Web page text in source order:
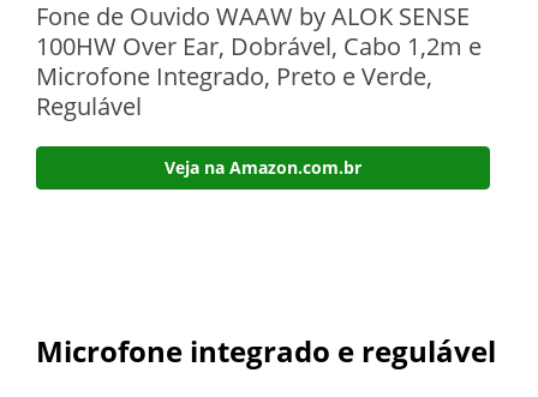
Fone de Ouvido WAAW by ALOK SENSE
100HW Over Ear, Dobrável, Cabo 1,2m e
Microfone Integrado, Preto e Verde,
Regulável
Veja na Amazon.com.br
Microfone integrado e regulável